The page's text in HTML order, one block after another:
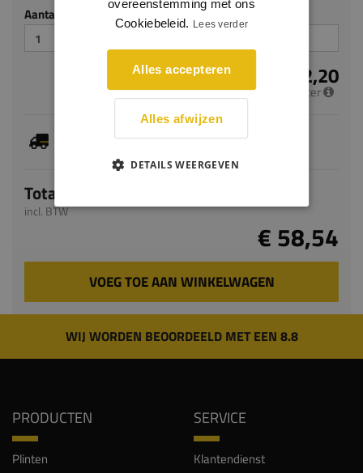
Aantal stuks
€ 12,20
per meter
Dit artikel is voorradig, de verwachte levertijd
Totaal
incl. BTW
€ 58,54
VOEG TOE AAN WINKELWAGEN
WIJ WORDEN BEOORDEELD MET EEN 8.8
PRODUCTEN
Plinten
SERVICE
Klantendienst
overeenstemming met ons
Cookiebeleid. Lees verder
Alles accepteren
Alles afwijzen
DETAILS WEERGEVEN